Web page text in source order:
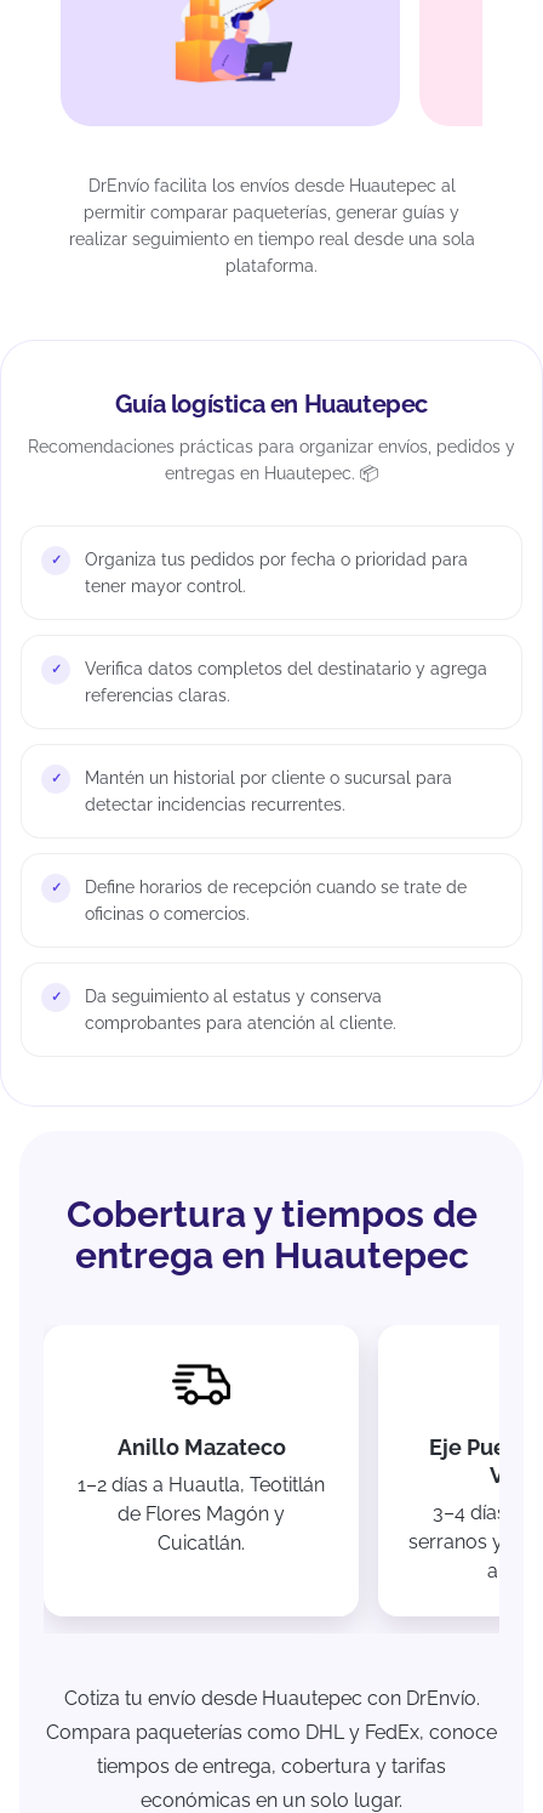
DrEnvío facilita los envíos desde Huautepec al
permitir comparar paqueterías, generar guías y
realizar seguimiento en tiempo real desde una sola
plataforma.
Guía logística en Huautepec
Recomendaciones prácticas para organizar envíos, pedidos y
entregas en Huautepec. 📦
Organiza tus pedidos por fecha o prioridad para
tener mayor control.
Verifica datos completos del destinatario y agrega
referencias claras.
Mantén un historial por cliente o sucursal para
detectar incidencias recurrentes.
Define horarios de recepción cuando se trate de
oficinas o comercios.
Da seguimiento al estatus y conserva
comprobantes para atención al cliente.
Cobertura y tiempos de
entrega en Huautepec
Anillo Mazateco
1–2 días a Huautla, Teotitlán
de Flores Magón y
Cuicatlán.
Eje
3–4 días
serranos y
Cotiza tu envío desde Huautepec con DrEnvío.
Compara paqueterías como DHL y FedEx, conoce
tiempos de entrega, cobertura y tarifas
económicas en un solo lugar.